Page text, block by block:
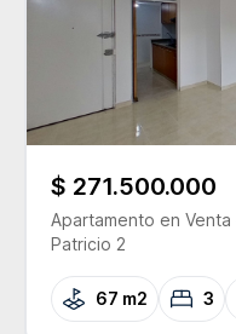
$ 271.500.000
Apartamento en Venta
Patricio 2
67 m2 3